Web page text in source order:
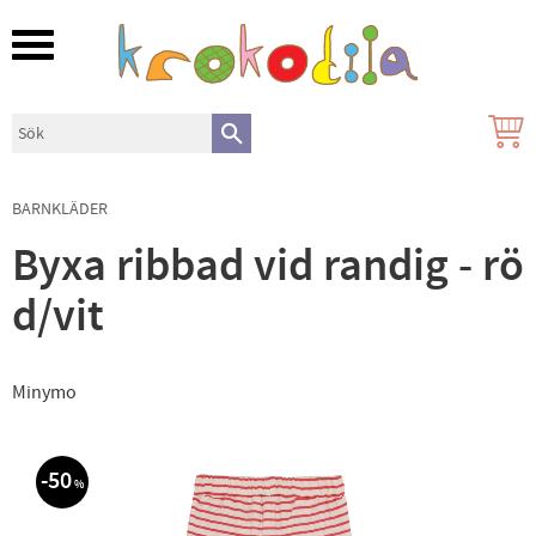
Meny
BARNKLÄDER
Byxa ribbad vid randig - rö
d/vit
Minymo
50%